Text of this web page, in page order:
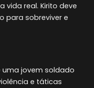
vida real. Kirito deve
para sobreviver e
uma jovem soldado
e táticas